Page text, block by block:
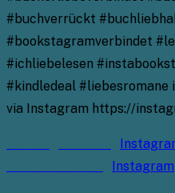
#buchverrückt
#bookstagramverbindet
#ichliebelesen
#kindledeal #liebesromane
via Instagram https://
Instagram